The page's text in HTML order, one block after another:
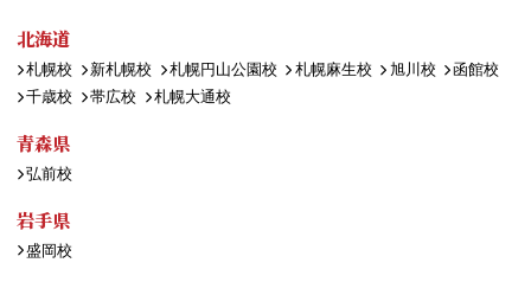
北海道
札幌校 新札幌校 札幌円山公園校 札幌麻生校 旭川校
函館校
千歳校
帯広校 札幌大通校
青森県
弘前校
岩手県
盛岡校